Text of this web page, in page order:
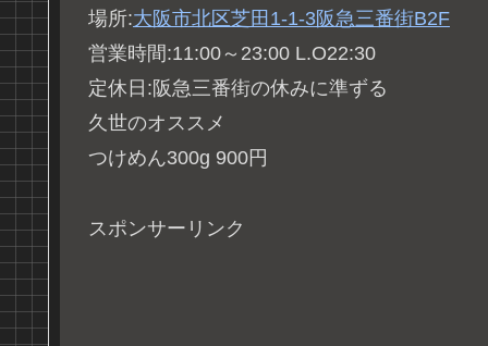
場所:大阪市北区芝田1-1-3阪急三番街B2F
営業時間:11:00～23:00 L.O22:30
定休日:阪急三番街の休みに準ずる
久世のオススメ
つけめん300g 900円
スポンサーリンク